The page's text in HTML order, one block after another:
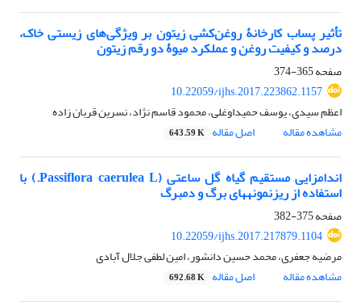
تأثیر پساب کارخانۀ روغن‌کشی زیتون بر ویژگی‌های زیستی خاک،
درصد و کیفیت روغن و عملکرد میوۀ دو رقم زیتون
صفحه365-374
10.22059/ijhs.2017.223862.1157
اعظم سیدی، یوسف حمیداوغلی، محمود قاسم نژاد، نسرین قربان زاده
مشاهده مقاله
اصل مقاله 643.59 K
اندام‏زایی مستقیم گیاه گل ساعتی (Passiflora caerulea L.) با
استفاده از ریزنمونه‏های برگ و دمبرگ
صفحه375-382
10.22059/ijhs.2017.217879.1104
مرضیه جعفری، محمد حسین دانشور، امین لطفی جلال آبادی
مشاهده مقاله
اصل مقاله 692.68 K